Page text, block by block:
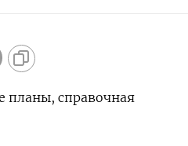
планы, справочная